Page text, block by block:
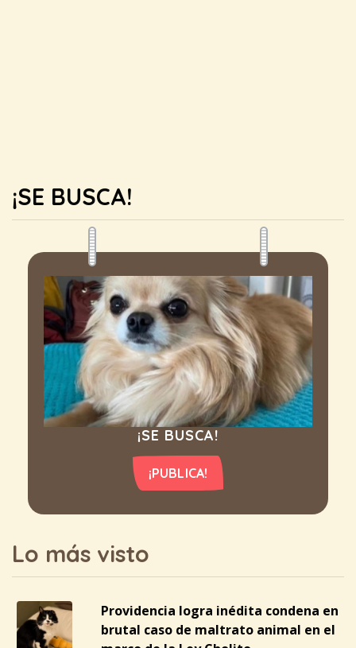
¡SE BUSCA!
¡SE BUSCA!
¡PUBLICA!
Lo más visto
Providencia logra inédita condena en
brutal caso de maltrato animal en el